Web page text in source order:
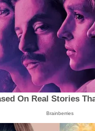
On Real Stories
Brainberries